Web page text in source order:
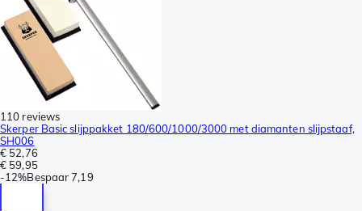
110 reviews
Skerper Basic slijppakket 180/600/1000/3000 met diamanten slijpstaaf,
SH006
€ 52,76
€ 59,95
-12%Bespaar 7,19